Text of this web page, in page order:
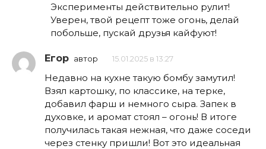
Эксперименты действительно рулит!
Уверен, твой рецепт тоже огонь, делай
побольше, пускай друзья кайфуют!
Егор автор 15.01.2025 в 13:27
Недавно на кухне такую бомбу замутил!
Взял картошку, по классике, на терке,
добавил фарш и немного сыра. Запек в
духовке, и аромат стоял – огонь! В итоге
получилась такая нежная, что даже соседи
через стенку пришли! Вот это идеальная